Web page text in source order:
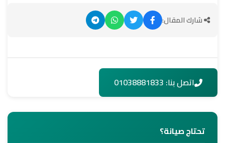
شارك المقال:
اتصل بنا: 01038881833
تحتاج صيانة؟